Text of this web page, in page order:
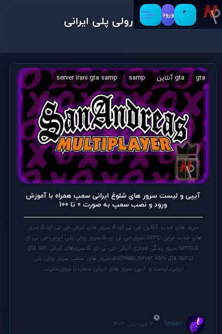
ورود سرور رولی پلی ایرانی
gta gta آنلاین samp
server irani gta samp آیپی سرور سمپ
آیپی و لیست سرور های شلوغ ایرانی سمپ همراه با آموزش
ورود و نصب سمپ به صورت 0 تا 100
سرور های جدید آنلاین جی تی ای 5,سرور های ایرانی جی تی ای 5,سرور
های جدید ابرانی samp,سرور,جی تی ای 5,سرور رولی پلی ایرانی جی تی ای
5,samp,سرور زندگی مجازی ایرانی جی تی ای 5,سرورهای ایرانی gta san
andreaas,server irani gta samp,سرور های سمپ,سرور رولی پلی
ایرانی,,لیست و آیپی سرور های ایرانی سمپ با بروزرسانی…
broken 12 فروردین 1403